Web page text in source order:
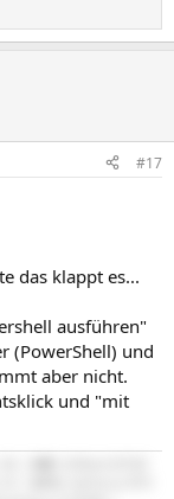
#17
das klappt es...
ausführen"
(PowerShell) und
aber nicht.
und "mit